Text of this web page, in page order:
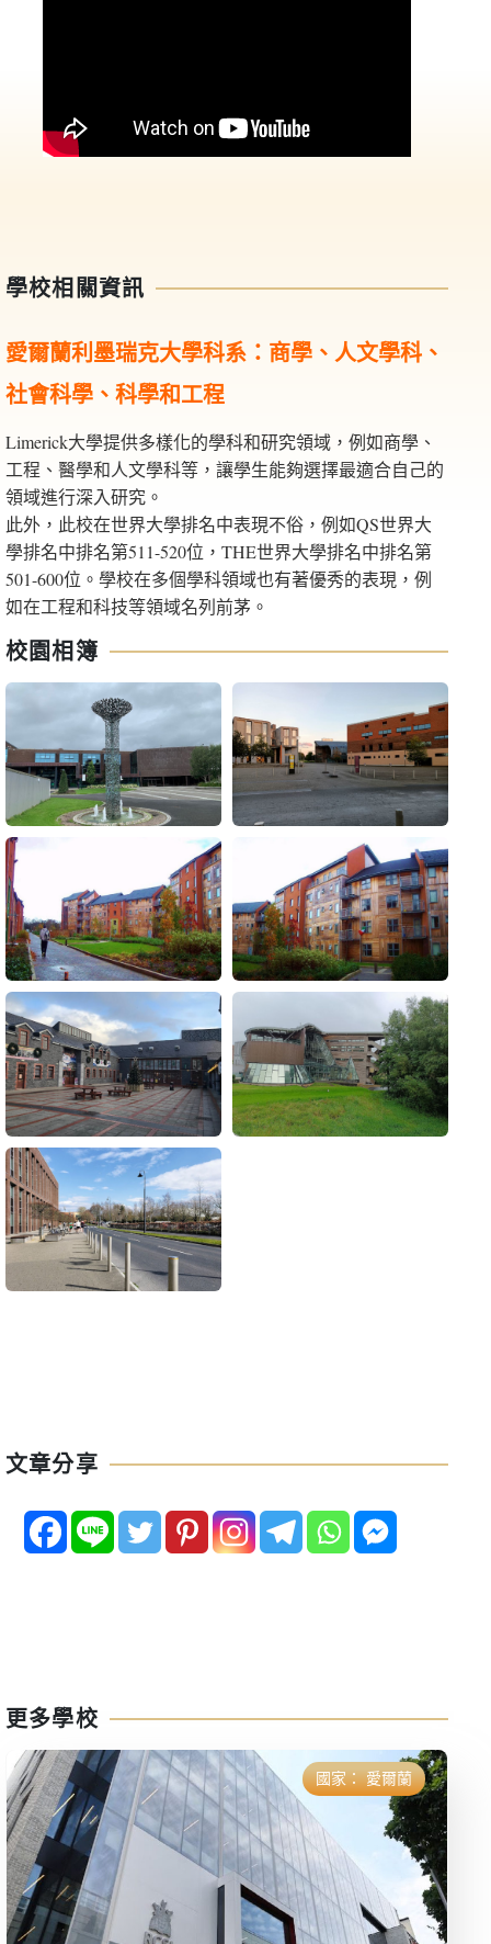
學校相關資訊
愛爾蘭利墨瑞克大學科系：商學、人文學科、
社會科學、科學和工程
Limerick大學提供多樣化的學科和研究領域，例如商學、
工程、醫學和人文學科等，讓學生能夠選擇最適合自己的
領域進行深入研究。
此外，此校在世界大學排名中表現不俗，例如QS世界大
學排名中排名第511-520位，THE世界大學排名中排名第
501-600位。學校在多個學科領域也有著優秀的表現，例
如在工程和科技等領域名列前茅。
校園相簿
文章分享
更多學校
國家： 愛爾蘭